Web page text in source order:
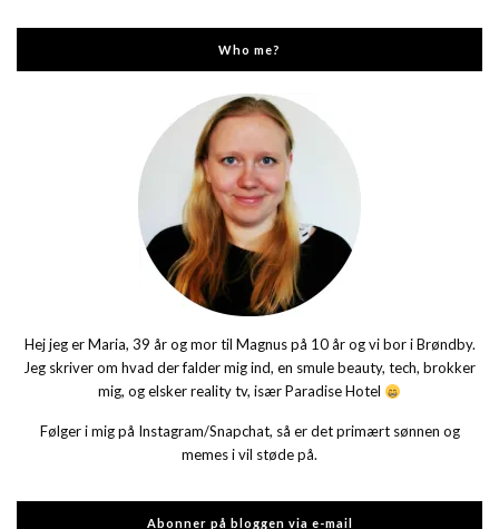
Who me?
Hej jeg er Maria, 39 år og mor til Magnus på 10 år og vi bor i Brøndby.
Jeg skriver om hvad der falder mig ind, en smule beauty, tech, brokker
mig, og elsker reality tv, især Paradise Hotel
Følger i mig på Instagram/Snapchat, så er det primært sønnen og
memes i vil støde på.
Abonner på bloggen via e-mail